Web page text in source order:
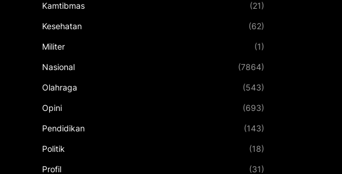
Kamtibmas (21)
Kesehatan (62)
Militer (1)
Nasional (7864)
Olahraga (543)
Opini (693)
Pendidikan (143)
Politik (18)
Profil (31)